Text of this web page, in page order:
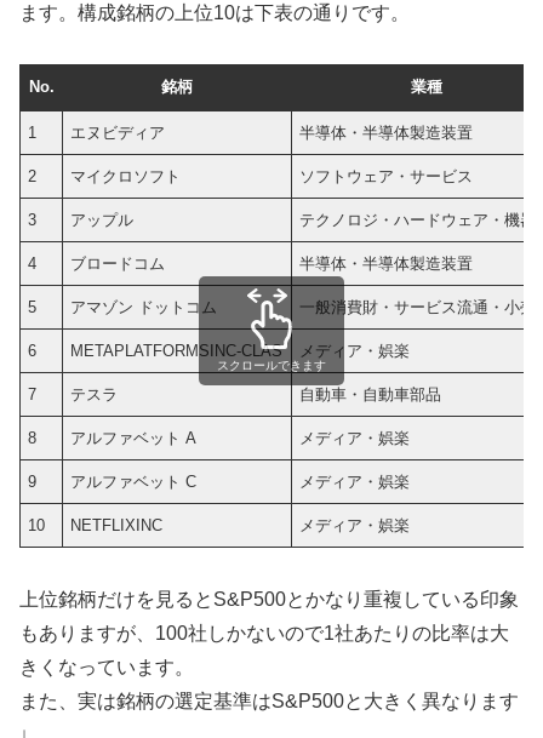
ます。構成銘柄の上位10は下表の通りです。
No. 銘柄 業種
1 エヌビディア 半導体・半導体製造装置
2 マイクロソフト ソフトウェア・サービス
3 アップル テクノロジ・ハードウェア・機器
4 ブロードコム 半導体・半導体製造装置
5 アマゾン ドットコム 一般消費財・サービス流通・小売
6 METAPLATFORMSINC-CLAS メディア・娯楽
7 テスラ 自動車・自動車部品
8 アルファベット A メディア・娯楽
9 アルファベット C メディア・娯楽
10 NETFLIXINC メディア・娯楽
スクロールできます
上位銘柄だけを見るとS&P500とかなり重複している印象
もありますが、100社しかないので1社あたりの比率は大
きくなっています。
また、実は銘柄の選定基準はS&P500と大きく異なります